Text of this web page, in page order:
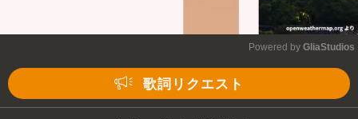
Powered by GliaStudios
歌詞リクエスト